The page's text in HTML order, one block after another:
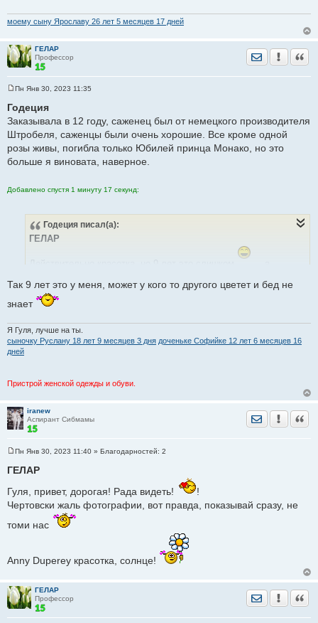
моему сыну Ярославу 26 лет 5 месяцев 17 дней
ГЕЛАР
Профессор
Отправить
о
б
е
н
е
Пн Янв 30, 2023 11:35
Годеция
Заказывала в 12 году, саженец был от немецкого производителя
Штробеля, саженцы были очень хорошие. Все кроме одной
розы живы, погибла только Юбилей принца Монако, но это
больше я виновата, наверное.
Добавлено спустя 1 минуту 17 секунд:
Годеция писал(а):
ГЕЛАР
Так 9 лет это у меня, может у кого то другого цветет и бед не
знает
Я Гуля, лучше на ты.
сыночку Руслану 18 лет 9 месяцев 3 дня доченьке Софийке 12 лет 6 месяцев 16
дней
Пристрой женской одежды и обуви.
iranew
Аспирант Сибмамы
Отправить
о
о
щ
н
е
Пн Янв 30, 2023 11:40 » Благодарностей: 2
ГЕЛАР
Гуля, привет, дорогая! Рада видеть!
!
Чертовски жаль фотографии, вот правда, показывай сразу, не
томи нас
Anny Duperey красотка, солнце!
ГЕЛАР
Профессор
Отправить